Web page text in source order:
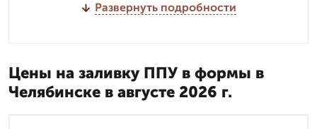
Развернуть подробности
Цены на заливку ППУ в формы в
Челябинске в августе 2026 г.